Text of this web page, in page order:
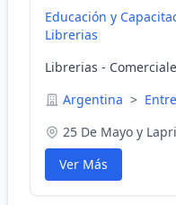
Educación y
Librerias
Librerias -
Argentina >
25 De Mayo y
Ver Más